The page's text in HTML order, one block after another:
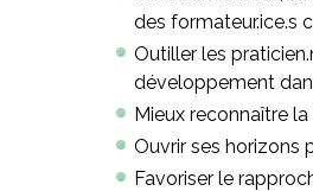
des formateur.ice.s
Outiller les
développement
Mieux reconnaître
Ouvrir ses horizons
Favoriser le